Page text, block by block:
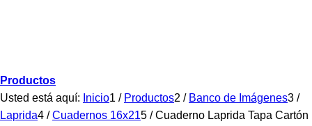
Productos
Usted está aquí: Inicio1 / Productos2 / Banco de Imágenes3 /
Laprida4 / Cuadernos 16x215 / Cuaderno Laprida Tapa Cartón